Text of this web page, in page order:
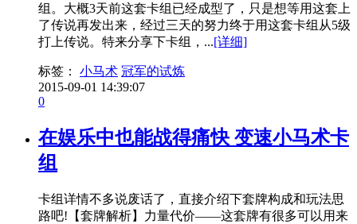
组。大概3天前这套卡组已经成型了，只是想等用这套上
了传说再发出来，经过三天的努力终于用这套卡组从5级
打上传说。特来分享下卡组，...[详细]
标签： 小马术 冠军的试炼
2015-09-01 14:39:07
0
在娱乐中也能战得痛快 变速小马术卡
组
卡组详情不多说废话了，直接介绍下套牌构成和玩法思
路吧!【套牌解析】力量代价——这套牌有很多可以用来